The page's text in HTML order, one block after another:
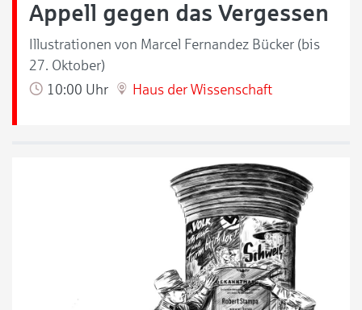
Appell gegen das Vergessen
Illustrationen von Marcel Fernandez Bücker (bis
27. Oktober)
10:00 Uhr
Haus der Wissenschaft